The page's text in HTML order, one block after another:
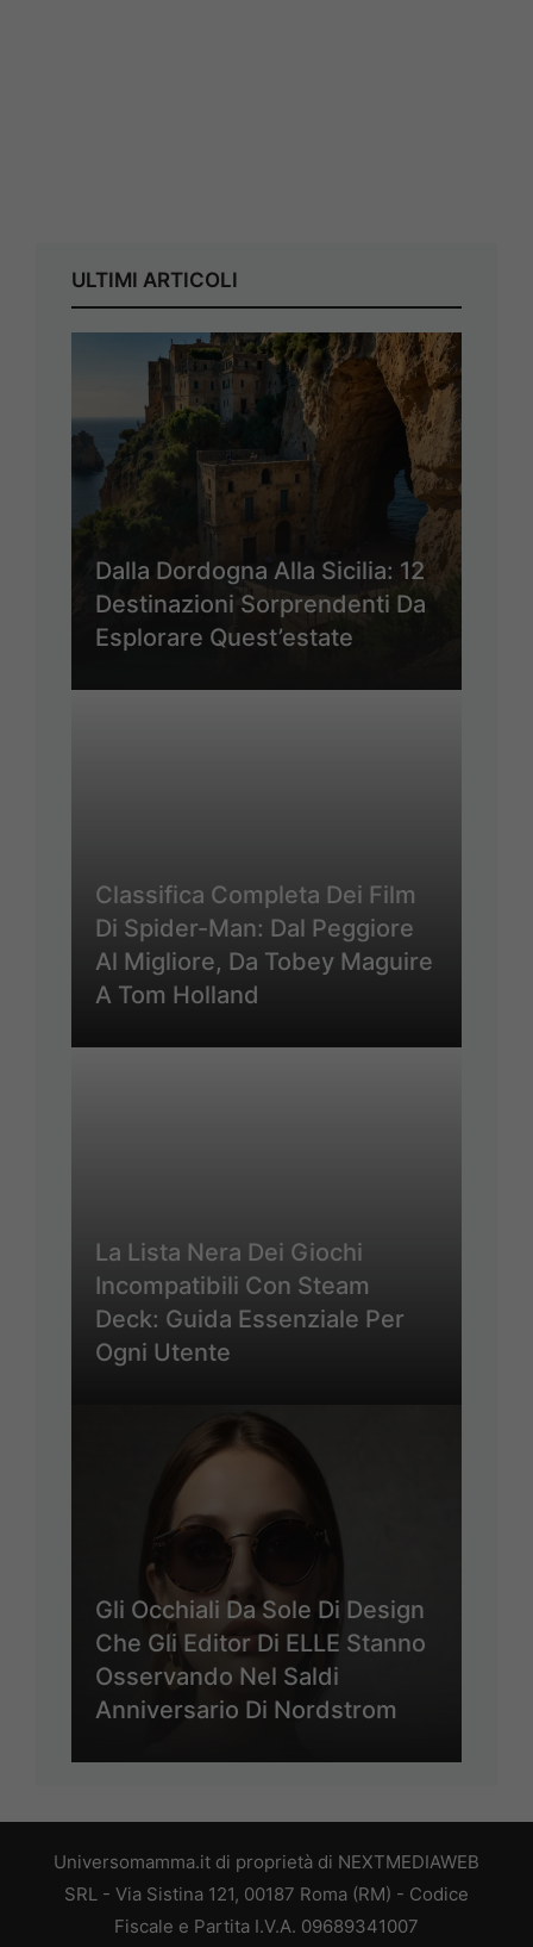
ULTIMI ARTICOLI
Dalla Dordogna Alla Sicilia: 12
Destinazioni Sorprendenti Da
Esplorare Quest’estate
Classifica Completa Dei Film
Di Spider-Man: Dal Peggiore
Al Migliore, Da Tobey Maguire
A Tom Holland
La Lista Nera Dei Giochi
Incompatibili Con Steam
Deck: Guida Essenziale Per
Ogni Utente
Gli Occhiali Da Sole Di Design
Che Gli Editor Di ELLE Stanno
Osservando Nel Saldi
Anniversario Di Nordstrom
Universomamma.it di proprietà di NEXTMEDIAWEB
SRL - Via Sistina 121, 00187 Roma (RM) - Codice
Fiscale e Partita I.V.A. 09689341007